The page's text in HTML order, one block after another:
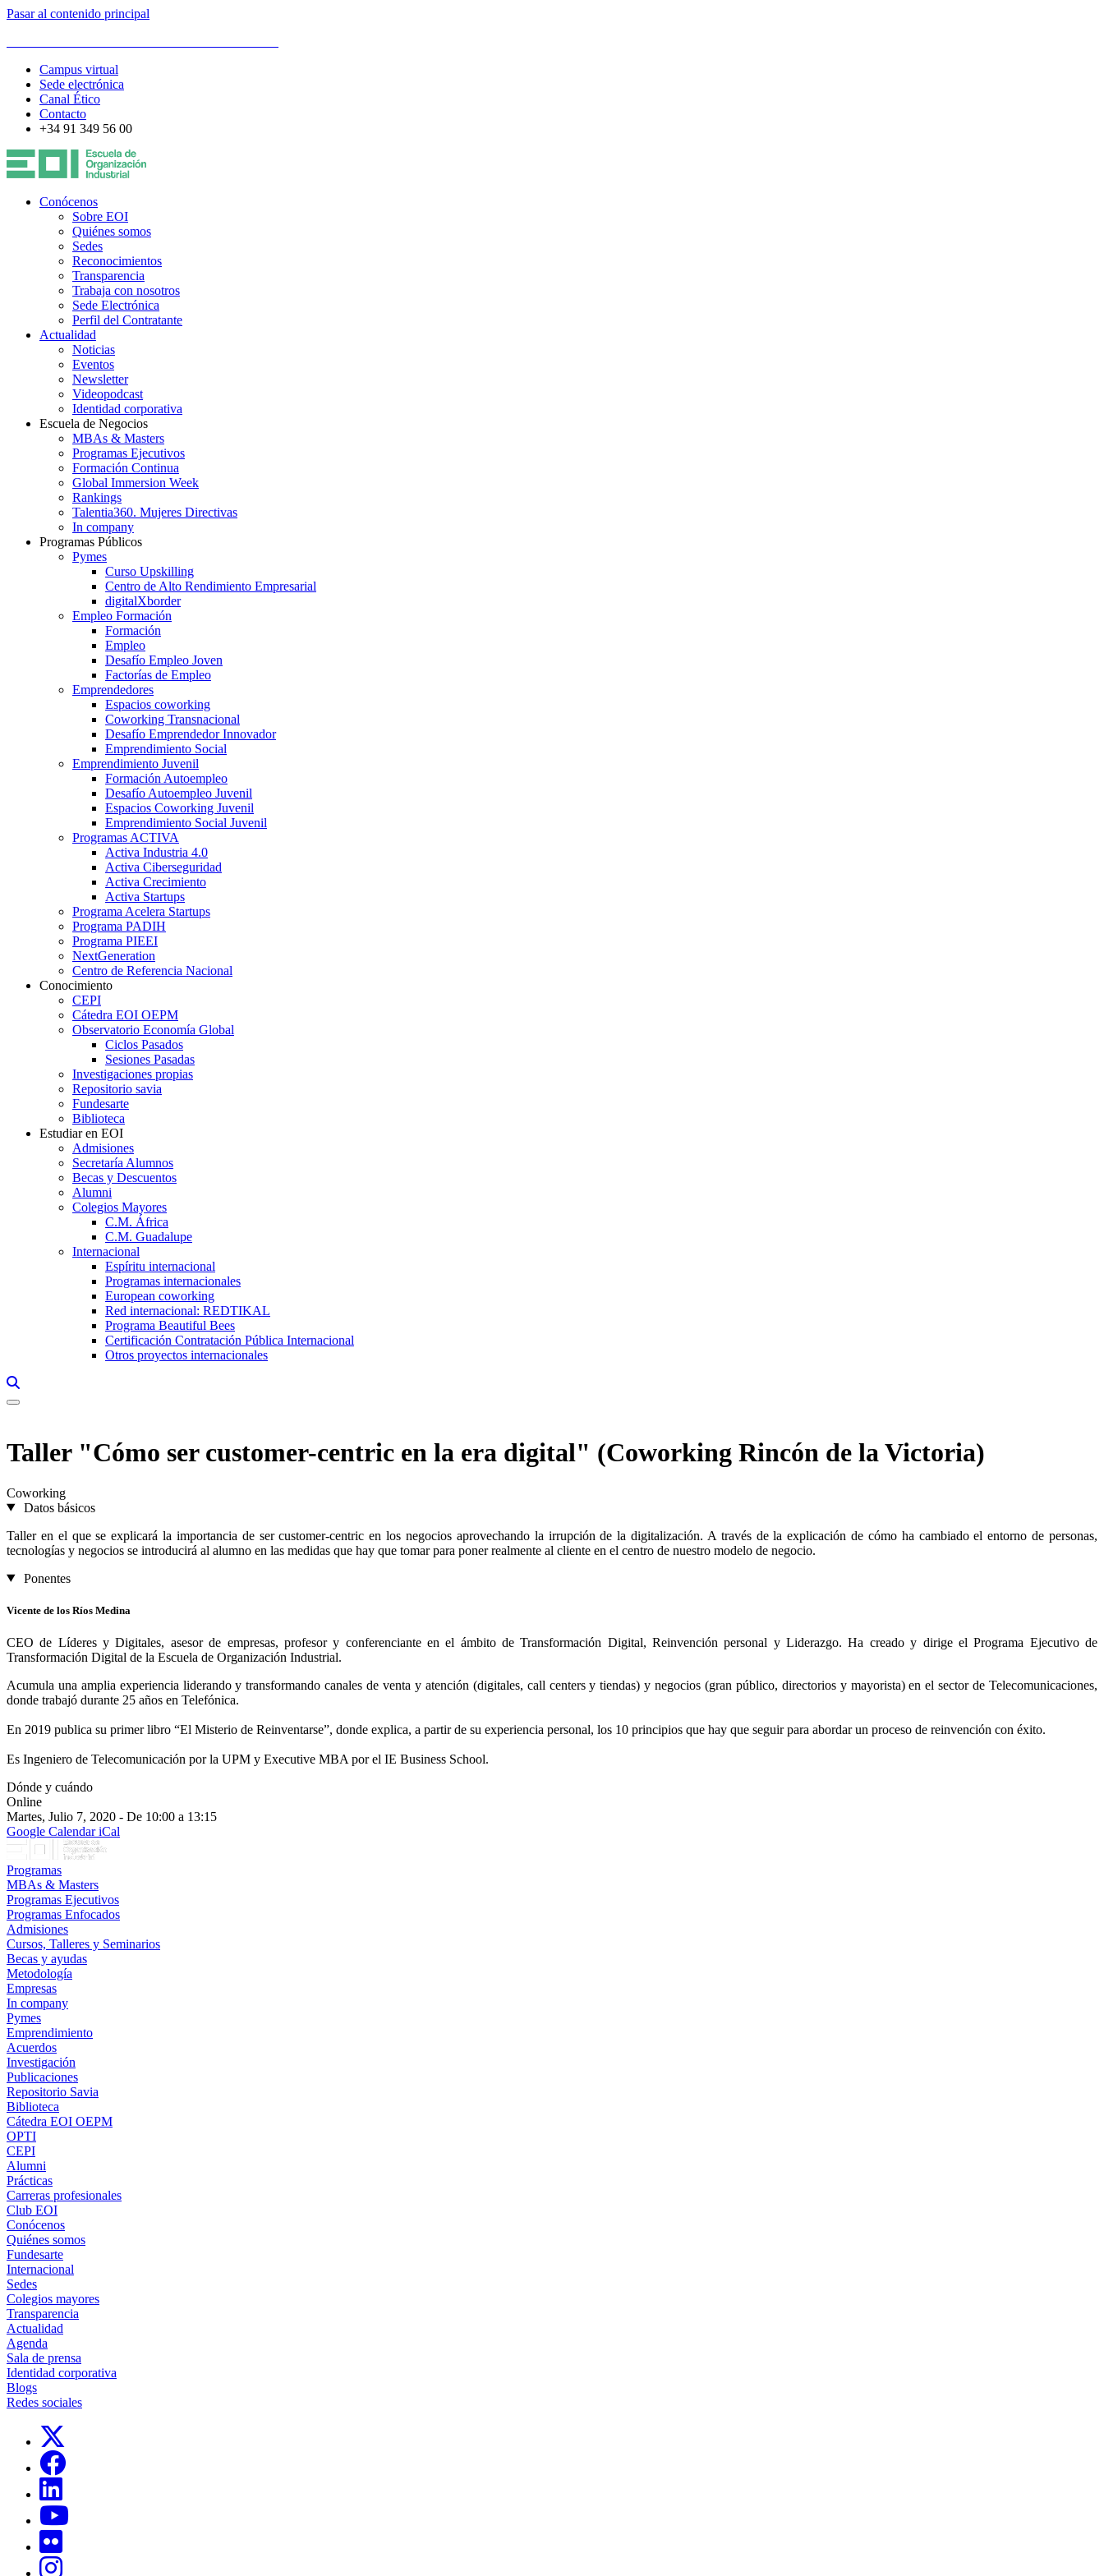
Pasar al contenido principal
Campus virtual
Sede electrónica
Canal Ético
Contacto
+34 91 349 56 00
Conócenos
Sobre EOI
Quiénes somos
Sedes
Reconocimientos
Transparencia
Trabaja con nosotros
Sede Electrónica
Perfil del Contratante
Actualidad
Noticias
Eventos
Newsletter
Videopodcast
Identidad corporativa
Escuela de Negocios
MBAs & Masters
Programas Ejecutivos
Formación Continua
Global Immersion Week
Rankings
Talentia360. Mujeres Directivas
In company
Programas Públicos
Pymes
Curso Upskilling
Centro de Alto Rendimiento Empresarial
digitalXborder
Empleo Formación
Formación
Empleo
Desafío Empleo Joven
Factorías de Empleo
Emprendedores
Espacios coworking
Coworking Transnacional
Desafío Emprendedor Innovador
Emprendimiento Social
Emprendimiento Juvenil
Formación Autoempleo
Desafío Autoempleo Juvenil
Espacios Coworking Juvenil
Emprendimiento Social Juvenil
Programas ACTIVA
Activa Industria 4.0
Activa Ciberseguridad
Activa Crecimiento
Activa Startups
Programa Acelera Startups
Programa PADIH
Programa PIEEI
NextGeneration
Centro de Referencia Nacional
Conocimiento
CEPI
Cátedra EOI OEPM
Observatorio Economía Global
Ciclos Pasados
Sesiones Pasadas
Investigaciones propias
Repositorio savia
Fundesarte
Biblioteca
Estudiar en EOI
Admisiones
Secretaría Alumnos
Becas y Descuentos
Alumni
Colegios Mayores
C.M. África
C.M. Guadalupe
Internacional
Espíritu internacional
Programas internacionales
European coworking
Red internacional: REDTIKAL
Programa Beautiful Bees
Certificación Contratación Pública Internacional
Otros proyectos internacionales
Taller "Cómo ser customer-centric en la era digital" (Coworking Rincón de la Victoria)
Coworking
Datos básicos
Taller en el que se explicará la importancia de ser customer-centric en los negocios aprovechando la irrupción de la digitalización. A través de la explicación de cómo ha cambiado el entorno de personas,
tecnologías y negocios se introducirá al alumno en las medidas que hay que tomar para poner realmente al cliente en el centro de nuestro modelo de negocio.
Ponentes
Vicente de los Ríos Medina
CEO de Líderes y Digitales, asesor de empresas, profesor y conferenciante en el ámbito de Transformación Digital, Reinvención personal y Liderazgo. Ha creado y dirige el Programa Ejecutivo de
Transformación Digital de la Escuela de Organización Industrial.
Acumula una amplia experiencia liderando y transformando canales de venta y atención (digitales, call centers y tiendas) y negocios (gran público, directorios y mayorista) en el sector de Telecomunicaciones,
donde trabajó durante 25 años en Telefónica.
En 2019 publica su primer libro “El Misterio de Reinventarse”, donde explica, a partir de su experiencia personal, los 10 principios que hay que seguir para abordar un proceso de reinvención con éxito.
Es Ingeniero de Telecomunicación por la UPM y Executive MBA por el IE Business School.
Dónde y cuándo
Online
Martes, Julio 7, 2020 - De 10:00 a 13:15
Google CalendariCal
Programas
MBAs & Masters
Programas Ejecutivos
Programas Enfocados
Admisiones
Cursos, Talleres y Seminarios
Becas y ayudas
Metodología
Empresas
In company
Pymes
Emprendimiento
Acuerdos
Investigación
Publicaciones
Repositorio Savia
Biblioteca
Cátedra EOI OEPM
OPTI
CEPI
Alumni
Prácticas
Carreras profesionales
Club EOI
Conócenos
Quiénes somos
Fundesarte
Internacional
Sedes
Colegios mayores
Transparencia
Actualidad
Agenda
Sala de prensa
Identidad corporativa
Blogs
Redes sociales
Links, Opens in this window
Links, Opens in this window
Links, Opens in this window
Links, Opens in this window